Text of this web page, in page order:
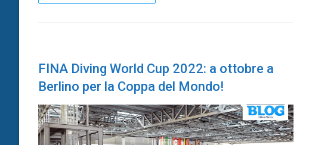
FINA Diving World Cup 2022: a ottobre a
Berlino per la Coppa del Mondo!